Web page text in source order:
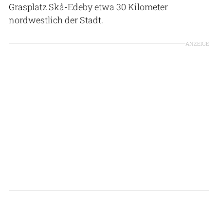
Grasplatz Skå-Edeby etwa 30 Kilometer
nordwestlich der Stadt.
ANZEIGE